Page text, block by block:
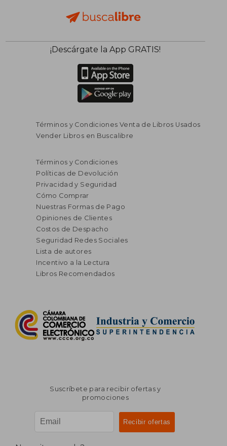
¡Descárgate la App GRATIS!
Términos y Condiciones Venta de Libros Usados
Vender Libros en Buscalibre
Términos y Condiciones
Políticas de Devolución
Privacidad y Seguridad
Cómo Comprar
Nuestras Formas de Pago
Opiniones de Clientes
Costos de Despacho
Seguridad Redes Sociales
Lista de autores
Incentivo a la Lectura
Libros Recomendados
Suscríbete para recibir ofertas y
promociones